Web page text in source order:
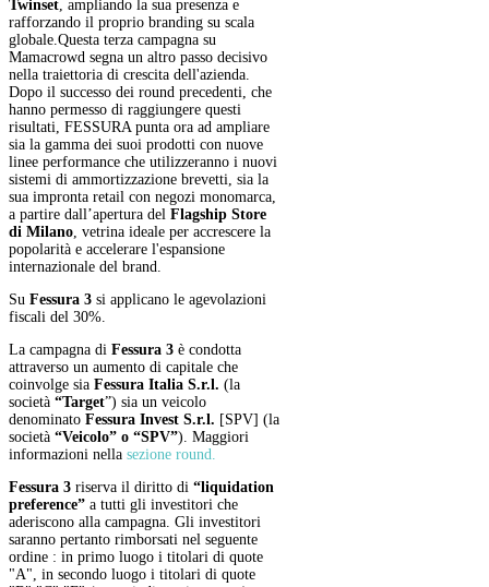
Twinset, ampliando la sua presenza e
rafforzando il proprio branding su scala
globale.Questa terza campagna su
Mamacrowd segna un altro passo decisivo
nella traiettoria di crescita dell'azienda.
Dopo il successo dei round precedenti, che
hanno permesso di raggiungere questi
risultati, FESSURA punta ora ad ampliare
sia la gamma dei suoi prodotti con nuove
linee performance che utilizzeranno i nuovi
sistemi di ammortizzazione brevetti, sia la
sua impronta retail con negozi monomarca,
a partire dall’apertura del Flagship Store
di Milano, vetrina ideale per accrescere la
popolarità e accelerare l'espansione
internazionale del brand.
Su Fessura 3 si applicano le agevolazioni
fiscali del 30%.
La campagna di Fessura 3 è condotta
attraverso un aumento di capitale che
coinvolge sia Fessura Italia S.r.l. (la
società “Target”) sia un veicolo
denominato Fessura Invest S.r.l. [SPV] (la
società “Veicolo” o “SPV”). Maggiori
informazioni nella sezione round.
Fessura 3 riserva il diritto di “liquidation
preference” a tutti gli investitori che
aderiscono alla campagna. Gli investitori
saranno pertanto rimborsati nel seguente
ordine : in primo luogo i titolari di quote
"A", in secondo luogo i titolari di quote